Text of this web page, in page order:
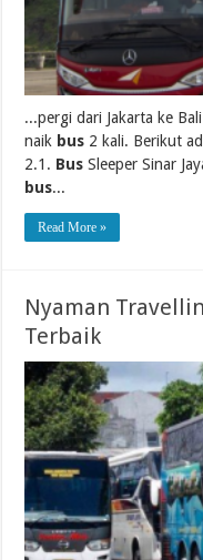
...pergi dari Jakarta ke
naik bus 2 kali. Berikut
2.1. Bus Sleeper Sinar
bus...
Read More »
Nyaman
Terbaik